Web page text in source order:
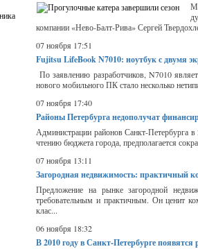
компании «Нево-Балт-Рива» Сергей
07 ноября 17:51
Fujitsu LifeBook N7010: ноутбук с двумя
По заявлению разработчиков, N7010
нового мобильного ПК стало несколько
07 ноября 17:40
Районы Петербурга недополучат
Администрации районов Санкт-Петербурга в
чтению бюджета города, предполагается
07 ноября 13:11
Загородная недвижимость: практичный
Предложение на рынке загородной
требовательным и практичным. Он ценит
клас...
06 ноября 18:32
В 2010 году в Санкт-Петербурге